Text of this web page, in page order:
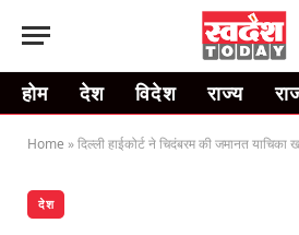
होम देश विदेश राज्य
Home »दिल्ली हाईकोर्ट ने चिदंबरम की जमानत याचिका
देश